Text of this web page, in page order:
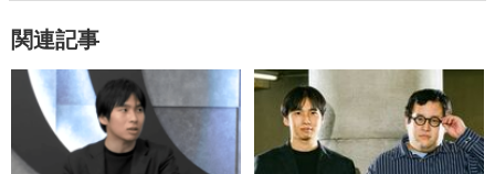
関連記事